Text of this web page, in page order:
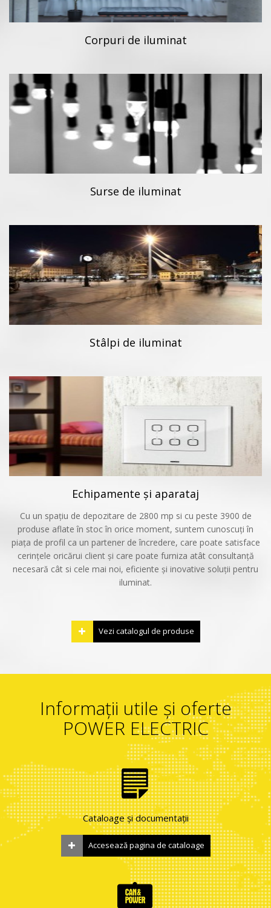
Corpuri de iluminat
Surse de iluminat
Stâlpi de iluminat
Echipamente și aparataj
Cu un spațiu de depozitare de 2800 mp si cu peste 3900 de
produse aflate în stoc în orice moment, suntem cunoscuți în
piața de profil ca un partener de încredere, care poate satisface
cerințele oricărui client și care poate furniza atât consultanță
necesară cât si cele mai noi, eficiente și inovative soluții pentru
iluminat.
Vezi catalogul de produse
Informații utile și oferte
POWER ELECTRIC
Cataloage și documentații
Accesează pagina de cataloage